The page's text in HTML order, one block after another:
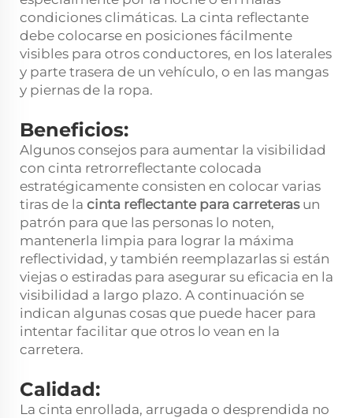
condiciones climáticas. La cinta reflectante
debe colocarse en posiciones fácilmente
visibles para otros conductores, en los laterales
y parte trasera de un vehículo, o en las mangas
y piernas de la ropa.
Beneficios:
Algunos consejos para aumentar la visibilidad
con cinta retrorreflectante colocada
estratégicamente consisten en colocar varias
tiras de la cinta reflectante para carreteras un
patrón para que las personas lo noten,
mantenerla limpia para lograr la máxima
reflectividad, y también reemplazarlas si están
viejas o estiradas para asegurar su eficacia en la
visibilidad a largo plazo. A continuación se
indican algunas cosas que puede hacer para
intentar facilitar que otros lo vean en la
carretera.
Calidad:
La cinta enrollada, arrugada o desprendida no